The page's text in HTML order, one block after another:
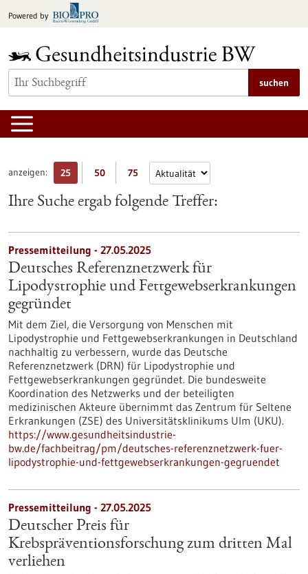
Inhalt
Powered by
suchen
anzeigen: 25 50 75
Ihre Suche ergab folgende Treffer:
Pressemitteilung - 27.05.2025
Deutsches Referenznetzwerk für
Lipodystrophie und Fettgewebserkrankungen
gegründet
Mit dem Ziel, die Versorgung von Menschen mit
Lipodystrophie und Fettgewebserkrankungen in Deutschland
nachhaltig zu verbessern, wurde das Deutsche
Referenznetzwerk (DRN) für Lipodystrophie und
Fettgewebserkrankungen gegründet. Die bundesweite
Koordination des Netzwerks und der beteiligten
medizinischen Akteure übernimmt das Zentrum für Seltene
Erkrankungen (ZSE) des Universitätsklinikums Ulm (UKU).
https://www.gesundheitsindustrie-
bw.de/fachbeitrag/pm/deutsches-referenznetzwerk-fuer-
lipodystrophie-und-fettgewebserkrankungen-gegruendet
Pressemitteilung - 27.05.2025
Deutscher Preis für
Krebspräventionsforschung zum dritten Mal
verliehen